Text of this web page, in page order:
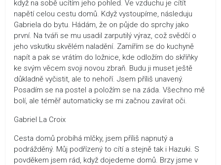
když na sobě ucítím jeho pohled. Ve vzduchu je cítít
napětí celou cestu domů. Když vystoupíme, následuju
Gabriela do bytu. Hádám, že on půjde do sprchy jako
první. Na tváři se mu usadil zarputilý výraz, což svědčí o
jeho vskutku skvělém naladění. Zamířím se do kuchyně
napít a pak se vrátím do ložnice, kde odložím do skříňky
ke svým věcem svoji novou zbraň. Budu ji muset ještě
důkladně vyčistit, ale to nehoří. Jsem příliš unavený.
Posadím se na postel a položím se na záda. Všechno mě
bolí, ale téměř automaticky se mi začnou zavírat oči.
Gabriel La Croix
Cesta domů probíhá mlčky, jsem příliš napnutý a
podrážděný. Můj podřízený to cítí a stejně tak i Hazuki. S
povděkem jsem rád, když dojedeme domů. Brzy jsme v